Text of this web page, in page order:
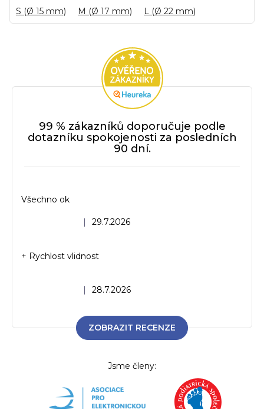
S (Ø 15 mm) M (Ø 17 mm) L (Ø 22 mm)
99 % zákazníků doporučuje podle
dotazníku spokojenosti za posledních
90 dní.
Hodnocení obchodu je 5 z 5 hvězdiček.
| 29.7.2026
Všechno ok
Hodnocení obchodu je 5 z 5 hvězdiček.
| 28.7.2026
+ Rychlost vlidnost
ZOBRAZIT RECENZE
Jsme členy: